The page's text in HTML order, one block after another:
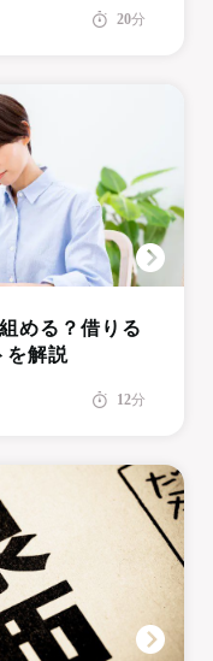
20分
める？借りる
を解説
12分